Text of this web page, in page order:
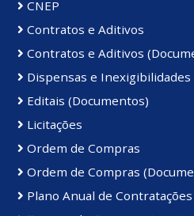
CNEP
Contratos e Aditivos
Contratos e Aditivos
Dispensas e Inexigibilidades
Editais (Documentos)
Licitações
Ordem de Compras
Ordem de Compras
Plano Anual de